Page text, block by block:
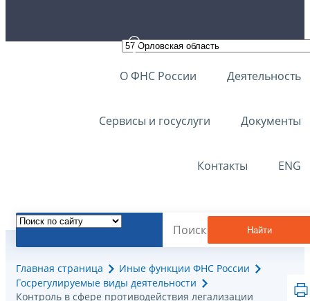
О ФНС России Деятельность
Сервисы и госуслуги Документы
Контакты ENG
Найти
Главная страница
Иные функции ФНС России
Госрегулируемые виды деятельности
Контроль в сфере противодействия легализации